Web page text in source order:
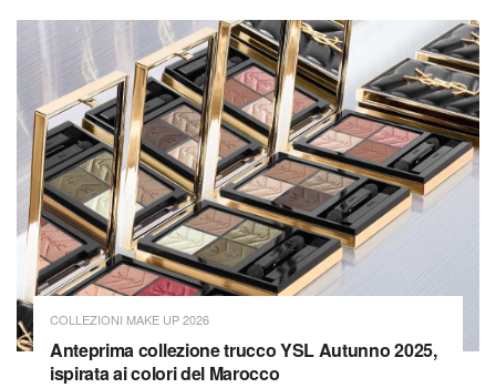
COLLEZIONI MAKE UP 2026
Anteprima collezione trucco YSL Autunno 2025,
ispirata ai colori del Marocco